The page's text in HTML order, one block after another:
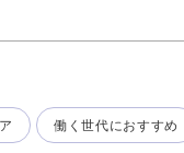
働く世代におすすめ